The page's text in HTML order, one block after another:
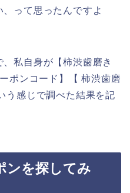
って思ったんですよ
私自身が【柿渋歯磨き
ポンコード】【 柿渋歯磨
う感じで調べた結果を記
ンを探してみ